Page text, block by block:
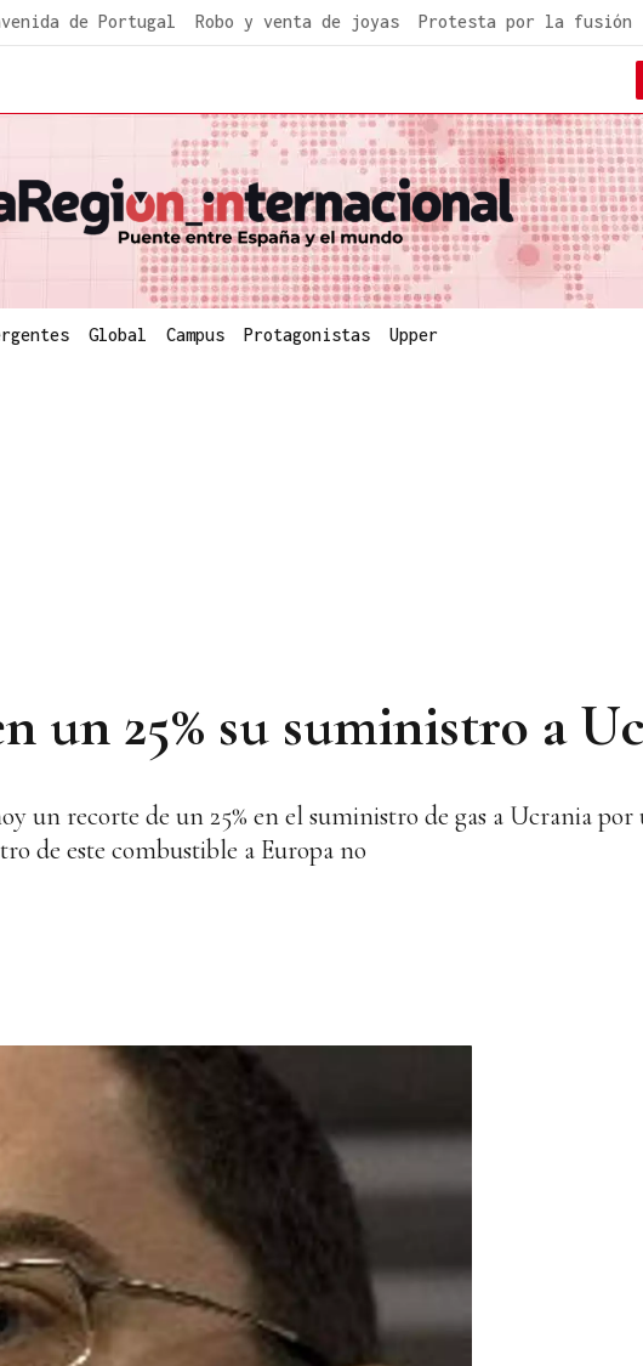
de Portugal Robo y venta de joyas Protesta por la fusión
Global Campus Protagonistas Upper
un 25% su suministro a
un recorte de un 25% en el suministro de gas a Ucrania
de este combustible a Europa no